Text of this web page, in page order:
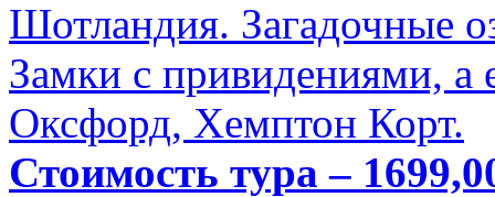
Шотландия. Загадочные
Замки с привидениями,
Оксфорд, Хемптон Корт.
Стоимость тура –